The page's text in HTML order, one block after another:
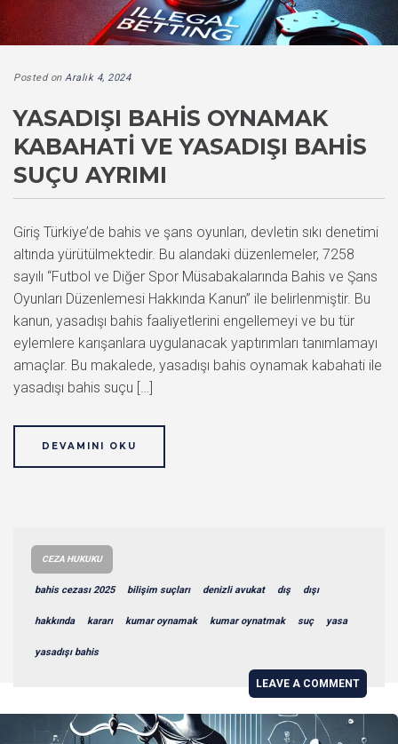
Posted on Aralık 4, 2024
YASADIŞI BAHIS OYNAMAK
KABAHATI VE YASADIŞI BAHIS
SUÇU AYRIMI
Giriş Türkiye’de bahis ve şans oyunları, devletin sıkı denetimi
altında yürütülmektedir. Bu alandaki düzenlemeler, 7258
sayılı “Futbol ve Diğer Spor Müsabakalarında Bahis ve Şans
Oyunları Düzenlemesi Hakkında Kanun” ile belirlenmiştir. Bu
kanun, yasadışı bahis faaliyetlerini engellemeyi ve bu tür
eylemlere karışanlara uygulanacak yaptırımları tanımlamayı
amaçlar. Bu makalede, yasadışı bahis oynamak kabahati ile
yasadışı bahis suçu […]
DEVAMINI OKU
CEZA HUKUKU
bahis cezası 2025 bilişim suçları denizli avukat dış dışı
hakkında kararı kumar oynamak kumar oynatmak suç yasa
yasadışı bahis
LEAVE A COMMENT